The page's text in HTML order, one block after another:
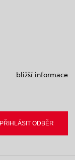
bližší informace